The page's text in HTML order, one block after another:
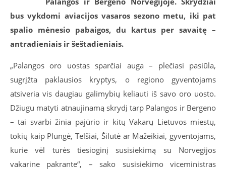
bus vykdomi aviacijos vasaros sezono metu, iki pat
spalio mėnesio pabaigos, du kartus per savaitę –
antradieniais ir šeštadieniais.
„Palangos oro uostas sparčiai auga – plečiasi pasiūla,
sugrįžta paklausios kryptys, o regiono gyventojams
atsiveria vis daugiau galimybių keliauti iš savo oro uosto.
Džiugu matyti atnaujinamą skrydį tarp Palangos ir Bergeno
– tai svarbi žinia pajūrio ir kitų Vakarų Lietuvos miestų,
tokių kaip Plungė, Telšiai, Šilutė ar Mažeikiai, gyventojams,
kurie vėl turės tiesioginį susisiekimą su Norvegijos
vakarine pakrante“, – sako susisiekimo viceministras